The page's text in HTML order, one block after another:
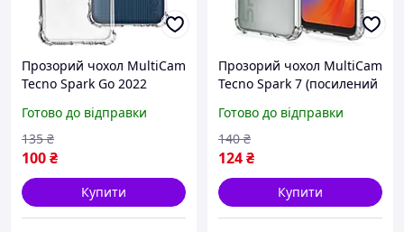
Прозорий чохол MultiCam
Tecno Spark Go 2022
Готово до відправки
100₴
135 ₴
Купити
Прозорий чохол MultiCam
Tecno Spark 7 (посилений
Готово до відправки
124₴
140 ₴
Купити